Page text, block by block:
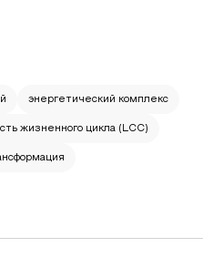
энергетический комплекс
жизненного цикла (LCC)